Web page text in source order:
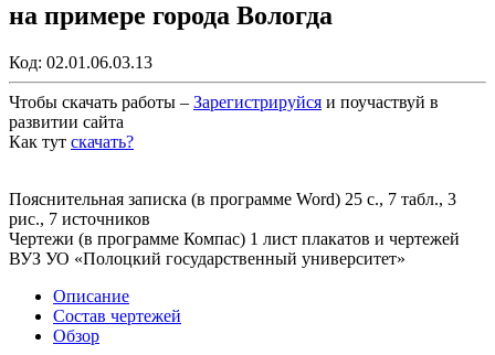
на примере города Вологда
Код: 02.01.06.03.13
Чтобы скачать работы – Зарегистрируйся и поучаствуй в
развитии сайта
Как тут скачать?
Пояснительная записка (в программе Word) 25 с., 7 табл., 3
рис., 7 источников
Чертежи (в программе Компас) 1 лист плакатов и чертежей
ВУЗ УО «Полоцкий государственный университет»
Описание
Состав чертежей
Обзор